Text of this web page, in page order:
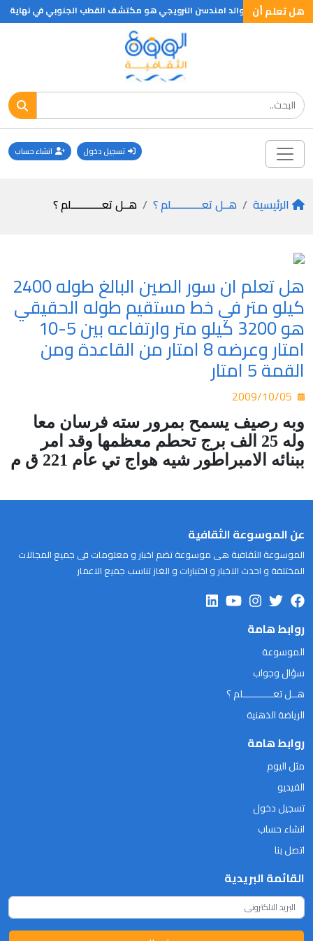
هل تعلم أن
هل تعلم ان روالد امندسن النرويجي هو مكتشف القطب الجنوبي في نهاية القرن
تسجيل دخول انشاء حساب
الرئيسية هــل تعـــــــــــلم ؟ هــل تعـــــــــــلم ؟
هل تعلم ان سور الصين البالغ طوله 2400
كيلو متر في خط مستقيم طوله الحقيقي
هو 3200 كيلو متر وارتفاعه بين 5-10
امتار وعرضه 8 امتار من القاعدة ومن
القمة 5 امتار
وبه رصيف يسمح بمرور سته فرسان معا
وله 25 الف برج تحطم معظمها وقد امر
ببنائه الامبراطور شيه هواج تي عام 221 ق م
عن الموسوعة الثقافية
الموسوعة الثقافية هى موسوعة تضم اخبار و معلومات فى جميع المجالات
المختلفة و احدث الاخبار و اختبارات و الغاز تناسب جميع الاعمار
روابط هامة
الموسوعة
سؤال وجواب
هــل تعـــــــــــلم ؟
الرياضة الذهنية
روابط هامة
مثل اليوم
الفيديو
تسجيل دخول
انشاء حساب
اتصل بنا
القائمة البريدية